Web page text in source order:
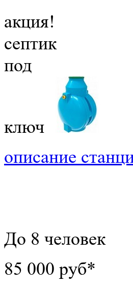
акция!
септик
под
ключ
описание
До 8 человек
85 000 руб*